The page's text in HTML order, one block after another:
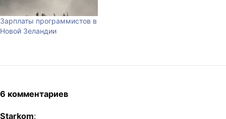
Зарплаты программистов в
Новой Зеландии
6 комментариев
Starkom: